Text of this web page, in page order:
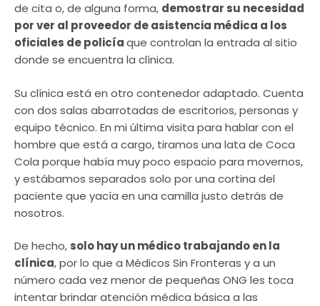
de cita o, de alguna forma, demostrar su necesidad
por ver al proveedor de asistencia médica a los
oficiales de policíaque controlan la entrada al sitio
donde se encuentra la clínica.
Su clínica está en otro contenedor adaptado. Cuenta
con dos salas abarrotadas de escritorios, personas y
equipo técnico. En mi última visita para hablar con el
hombre que está a cargo, tiramos una lata de Coca
Cola porque había muy poco espacio para movernos,
y estábamos separados solo por una cortina del
paciente que yacía en una camilla justo detrás de
nosotros.
De hecho, solo hay un médico trabajando en la
clínica, por lo que a Médicos Sin Fronteras y a un
número cada vez menor de pequeñas ONG les toca
intentar brindar atención médica básica a las